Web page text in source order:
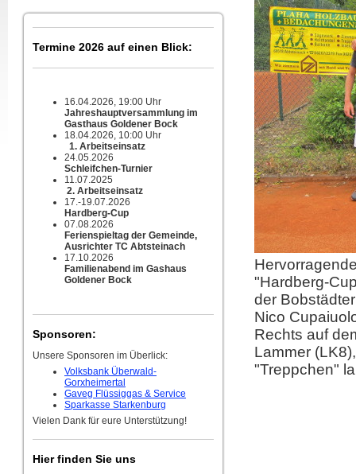
Termine 2026 auf einen Blick:
16.04.2026, 19:00 Uhr
Jahreshauptversammlung im
Gasthaus Goldener Bock
18.04.2026, 10:00 Uhr
1. Arbeitseinsatz
24.05.2026
Schleifchen-Turnier
11.07.2025
2. Arbeitseinsatz
17.-19.07.2026
Hardberg-Cup
07.08.2026
Ferienspieltag der Gemeinde,
Ausrichter TC Abtsteinach
17.10.2026
Familienabend im Gashaus
Goldener Bock
Sponsoren:
Unsere Sponsoren im Überlick:
Volksbank Überwald-
Gorxheimertal
Gaveg Flüssiggas & Service
Sparkasse Starkenburg
Vielen Dank für eure Unterstützung!
Hier finden Sie uns
"Hardberg-
der
Nico
Rechts auf
Lammer
"Treppchen"